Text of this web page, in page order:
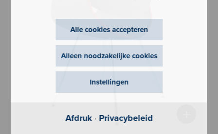
Instellingen
Alle cookies accepteren
Alleen noodzakelijke cookies
Afdruk· Privacybeleid